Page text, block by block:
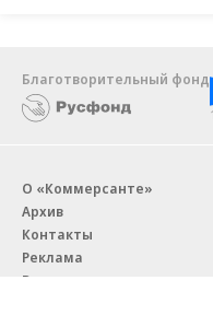
Благотворительный фонд
О «Коммерсанте»
Архив
Контакты
Реклама
Вакансии